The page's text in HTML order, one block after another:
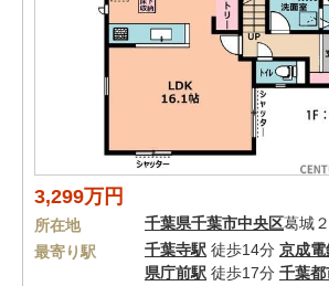
3,299万円
所在地 千葉県千葉市中央区葛城
最寄り駅
千葉寺駅 徒歩14分 京成
県庁前駅 徒歩17分 千葉